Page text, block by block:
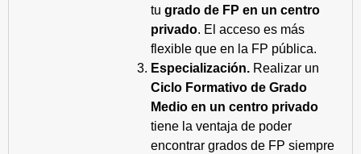
tu grado de FP en un centro
privado. El acceso es más
flexible que en la FP pública.
Especialización. Realizar un
Ciclo Formativo de Grado
Medio en un centro privado
tiene la ventaja de poder
encontrar grados de FP siempre